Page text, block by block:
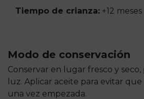
Tiempo de crianza: +12 meses
Modo de conservación
Conservar en lugar fresco y
luz. Aplicar aceite para evitar
una vez empezada.